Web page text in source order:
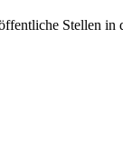
Stellen